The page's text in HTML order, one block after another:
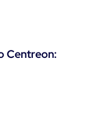
Centreon: